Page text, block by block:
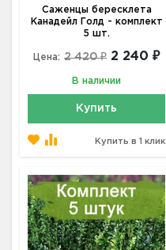
Саженцы бересклета
Канадейл Голд - комплект
5 шт.
Цена: 2 420 ₽ 2 240 ₽
В наличии
Купить
Купить в 1 клик